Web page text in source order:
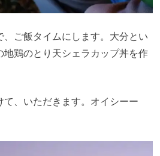
ご飯タイムにします。大分とい
鶏のとり天シェラカップ丼を作
、いただきます。オイシーー